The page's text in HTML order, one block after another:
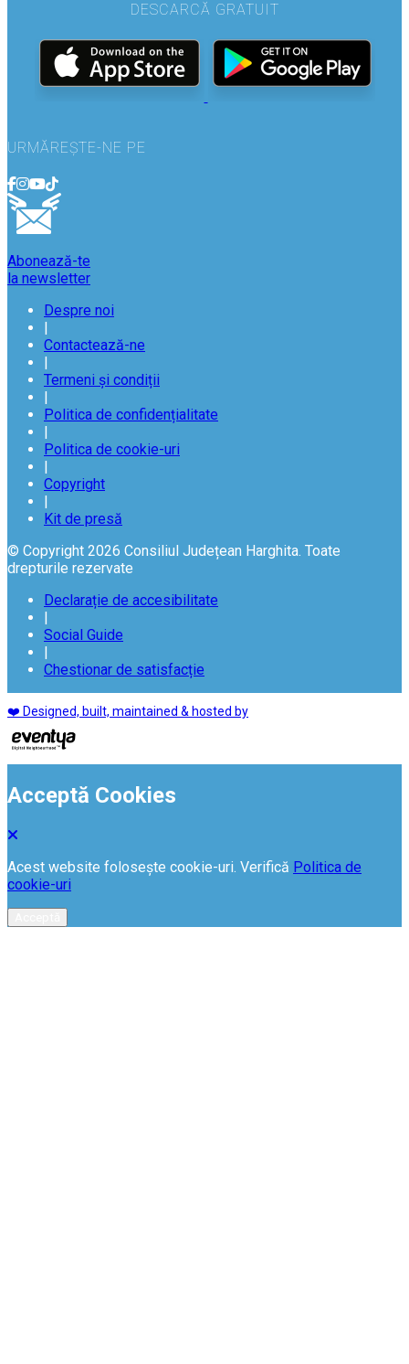
DESCARCĂ GRATUIT
URMĂREȘTE-NE PE
Abonează-te
la newsletter
Despre noi
Contactează-ne
Termeni și condiții
Politica de confidențialitate
Politica de cookie-uri
Copyright
Kit de presă
© Copyright 2026 Consiliul Județean Harghita. Toate
drepturile rezervate
Declarație de accesibilitate
Social Guide
Chestionar de satisfacție
❤️ Designed, built, maintained & hosted by
Acceptă Cookies
Acest website folosește cookie-uri. Verifică Politica de
cookie-uri